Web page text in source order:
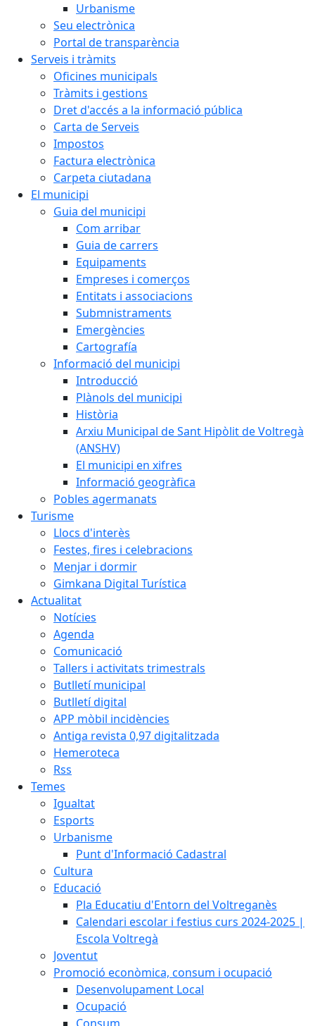
Urbanisme
Seu electrònica
Portal de transparència
Serveis i tràmits
Oficines municipals
Tràmits i gestions
Dret d'accés a la informació pública
Carta de Serveis
Impostos
Factura electrònica
Carpeta ciutadana
El municipi
Guia del municipi
Com arribar
Guia de carrers
Equipaments
Empreses i comerços
Entitats i associacions
Submnistraments
Emergències
Cartografía
Informació del municipi
Introducció
Plànols del municipi
Història
Arxiu Municipal de Sant Hipòlit de Voltregà
(ANSHV)
El municipi en xifres
Informació geogràfica
Pobles agermanats
Turisme
Llocs d'interès
Festes, fires i celebracions
Menjar i dormir
Gimkana Digital Turística
Actualitat
Notícies
Agenda
Comunicació
Tallers i activitats trimestrals
Butlletí municipal
Butlletí digital
APP mòbil incidències
Antiga revista 0,97 digitalitzada
Hemeroteca
Rss
Temes
Igualtat
Esports
Urbanisme
Punt d'Informació Cadastral
Cultura
Educació
Pla Educatiu d'Entorn del Voltreganès
Calendari escolar i festius curs 2024-2025 |
Escola Voltregà
Joventut
Promoció econòmica, consum i ocupació
Desenvolupament Local
Ocupació